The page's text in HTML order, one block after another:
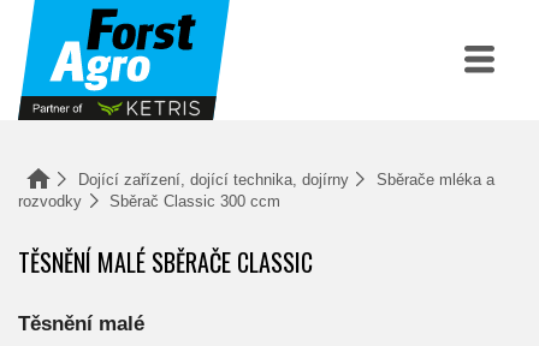
Dojící zařízení, dojící technika, dojírny
Sběrače mléka a
rozvodky
Sběrač Classic 300 ccm
TĚSNĚNÍ MALÉ SBĚRAČE CLASSIC
Těsnění malé